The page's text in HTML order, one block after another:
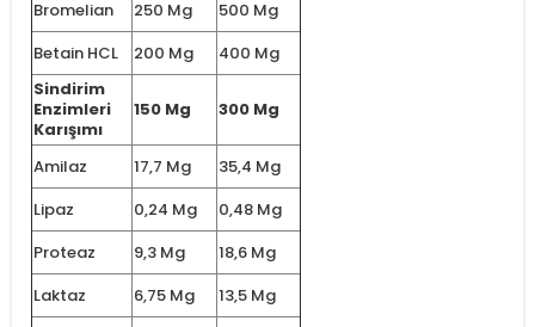
Bromelian
250 Mg
500 Mg
Betain HCL
200 Mg
400 Mg
Sindirim
Enzimleri
Karışımı
150 Mg 300 Mg
Amilaz 17,7 Mg
35,4 Mg
Lipaz
0,24 Mg
0,48 Mg
Proteaz
9,3 Mg
18,6 Mg
Laktaz
6,75 Mg
13,5 Mg